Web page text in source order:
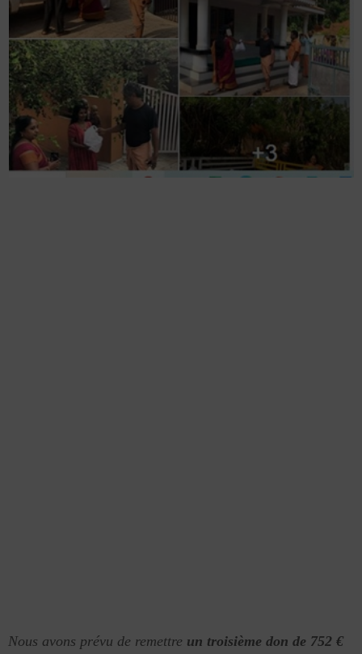
Nous avons prévu de remettre un troisième don de 752 €